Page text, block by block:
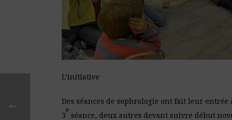
L’initiative
Des séances de sophrologie ont fait leur entrée
3
e
séance, deux autres devant suivre début